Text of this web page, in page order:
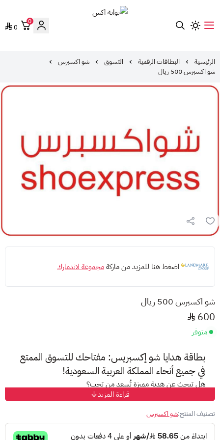
0
0
الرئيسية البطاقات الرقمية التسوق
شو اكسبرس
شو اكسبرس 500 ريال
اضغط هنا للمزيد من ماركةمجموعة لاندمارك
شو اكسبرس 500 ريال
600
متوفر
بطاقة هدايا شو إكسبريس: مفتاحك للتسوق الممتع
في جميع أنحاء المملكة العربية السعودية!
هل تبحث عن هدية مميزة تُسعد من تحب؟
بطاقة هدايا شو إكسبريس هي الخيار الأمثل!
مع بطاقة هدايا شو إكسبريس، يمكن لمالكها الاستمتاع بتجربة تسوق
فريدة من نوعها في مختلف متاجر لاندمارك العربية المنتشرة في جميع
قراءة المزيد
تصنيف المنتج:شو اكسبرس